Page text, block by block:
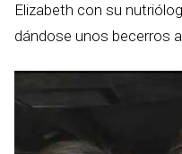
Elizabeth con su
dándose unos becerros